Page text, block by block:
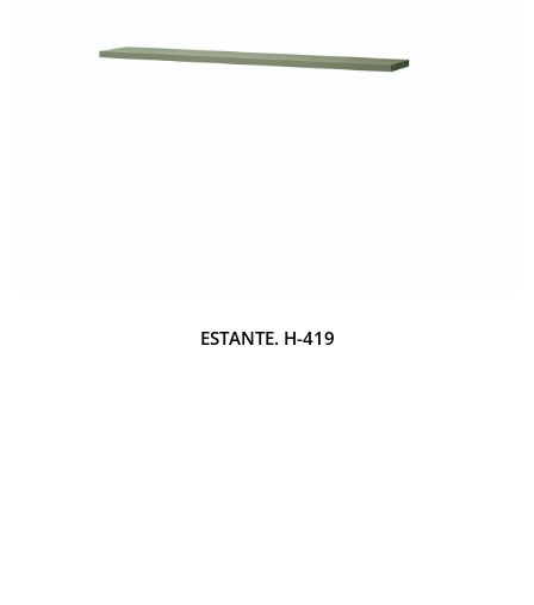
ESTANTE. H-419